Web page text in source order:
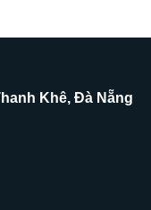
Khê, Đà Nẵng